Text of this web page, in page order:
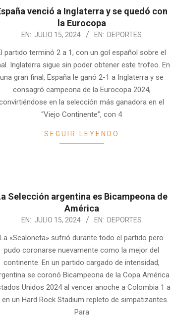
venció a Inglaterra y se quedó con
la Eurocopa
EN: JULIO 15, 2024 EN: DEPORTES
partido terminó 2 a 1, con un gol español sobre el
Inglaterra sigue sin poder obtener este trofeo. En
una gran final, España le ganó 2-1 a Inglaterra y se
consagró campeona de la Eurocopa 2024,
en la selección más ganadora en el
“Viejo Continente”, con 4
SEGUIR LEYENDO
Selección argentina es Bicampeona de
América
EN: JULIO 15, 2024 EN: DEPORTES
La «Scaloneta» sufrió durante todo el partido pero
pudo coronarse nuevamente como la mejor del
continente. En un partido cargado de intensidad,
se coronó Bicampeona de la Copa América
Unidos 2024 al vencer anoche a Colombia 1 a
en un Hard Rock Stadium repleto de simpatizantes.
Para